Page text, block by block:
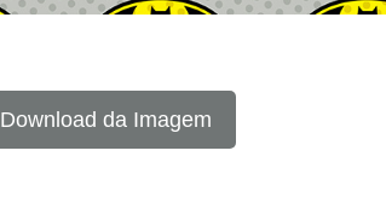
Download da Imagem